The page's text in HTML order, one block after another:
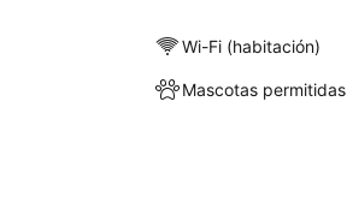
Wi-Fi (habitación)
Mascotas permitidas